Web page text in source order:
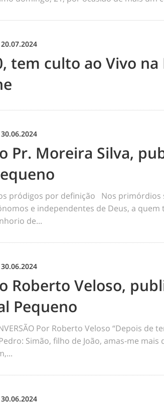
20.07.2024
tem culto ao Vivo na
30.06.2024
Pr. Moreira Silva,
pródigos por definição Nos primórdios
e independentes de Deus, a quem
de...
30.06.2024
Roberto Veloso,
Pequeno
Por Roberto Veloso “Depois
Simão, filho de João, amas-me
30.06.2024